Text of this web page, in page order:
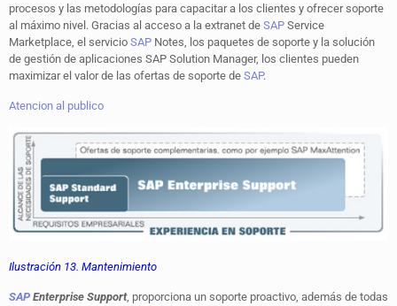
procesos y las metodologías para capacitar a los clientes y ofrecer soporte
al máximo nivel. Gracias al acceso a la extranet de SAP Service
Marketplace, el servicio SAP Notes, los paquetes de soporte y la solución
de gestión de aplicaciones SAP Solution Manager, los clientes pueden
maximizar el valor de las ofertas de soporte de SAP.
Atencion al publico
Ilustración 13. Mantenimiento
SAP Enterprise Support, proporciona un soporte proactivo, además de todas